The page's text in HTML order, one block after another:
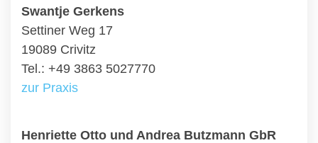
Swantje Gerkens
Settiner Weg 17
19089 Crivitz
Tel.: +49 3863 5027770
zur Praxis
Henriette Otto und Andrea Butzmann GbR